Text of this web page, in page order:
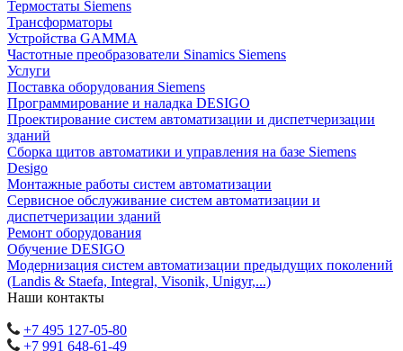
Термостаты Siemens
Трансформаторы
Устройства GAMMA
Частотные преобразователи Sinamics Siemens
Услуги
Поставка оборудования Siemens
Программирование и наладка DESIGO
Проектирование систем автоматизации и диспетчеризации
зданий
Сборка щитов автоматики и управления на базе Siemens
Desigo
Монтажные работы систем автоматизации
Сервисное обслуживание систем автоматизации и
диспетчеризации зданий
Ремонт оборудования
Обучение DESIGO
Модернизация систем автоматизации предыдущих поколений
(Landis & Staefa, Integral, Visonik, Unigyr,...)
Наши контакты
+7 495 127-05-80
+7 991 648-61-49